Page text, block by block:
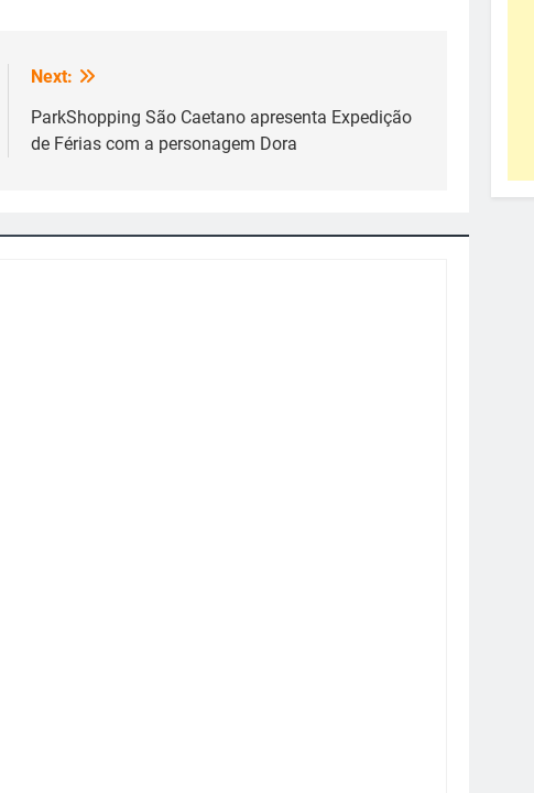
Next:
ParkShopping São Caetano apresenta Expedição
de Férias com a personagem Dora